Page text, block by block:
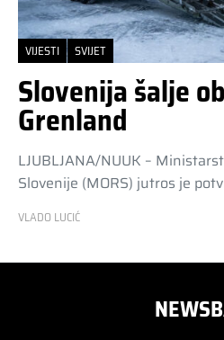
VIJESTI SVIJET
Slovenija šalje
Grenland
LJUBLJANA/NUUK –
Slovenije (MORS) jutros je
VLADO LUCIĆ